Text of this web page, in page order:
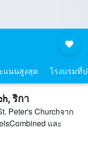
แนนสูงสุด โรงแรมที่
ริกา
Peter's Churchจาก
และ